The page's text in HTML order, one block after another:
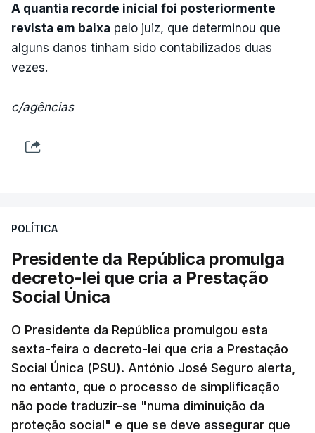
A quantia recorde inicial foi posteriormente
revista em baixa pelo juiz, que determinou que
alguns danos tinham sido contabilizados duas
vezes.
c/agências
POLÍTICA
Presidente da República promulga
decreto-lei que cria a Prestação
Social Única
O Presidente da República promulgou esta
sexta-feira o decreto-lei que cria a Prestação
Social Única (PSU). António José Seguro alerta,
no entanto, que o processo de simplificação
não pode traduzir-se "numa diminuição da
proteção social" e que se deve assegurar que